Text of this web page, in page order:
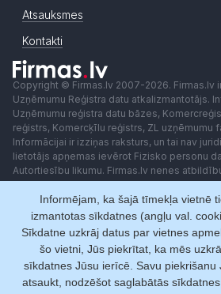
Atsauksmes
Kontakti
Copyright © Firmas.lv 2007-2026. Firmas.lv
Uzņēmumu Reģistra datu atkalizmantotājs.
Uzņēmumu reģistra datu bāzes,
reģistrs, Komercķīlu reģistrs, ZL uzņēmumu
Informācijai ir izziņas raksturs, un tai nav
lietotājs apņemas ievērot Fizisko personu
Autortiesību likumu. Firmas.lv nenes
lēmumiem, kas balstīti uz saņemto
izmantot jebkādas automatizētas sistēmas
piekļuvei sistēmai bez rakstiskas
redaktore: Ingūna Pempere.
Lietošanas noteikumi
Privātuma politika
Informējam, ka šajā tīmekļa vietnē
izmantotas sīkdatnes (angļu val.
Sīkdatne uzkrāj datus par vietnes
šo vietni, Jūs piekrītat, ka mēs
sīkdatnes Jūsu ierīcē. Savu piekrišanu
atsaukt, nodzēšot saglabātās sīkdatnes.